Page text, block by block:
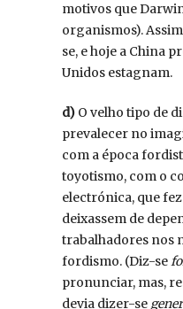
motivos que
organismos).
se, e hoje a China
Unidos estagnam.
d) O velho tipo de
prevalecer no
com a época
toyotismo, com o
electrónica, que
deixassem de
trabalhadores nos
fordismo. (Diz-se
pronunciar, mas,
devia dizer-se